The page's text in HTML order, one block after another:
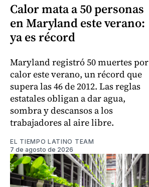
Calor mata a 50 personas
en Maryland este verano:
ya es récord
Maryland registró 50 muertes por
calor este verano, un récord que
supera las 46 de 2012. Las reglas
estatales obligan a dar agua,
sombra y descansos a los
trabajadores al aire libre.
EL TIEMPO LATINO TEAM
7 de agosto de 2026